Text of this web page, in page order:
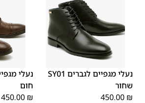
40
41
42
43
נעלי מגפיים לגברים SY01
שחור
450.00 ₪
41
חום
450.00 ₪